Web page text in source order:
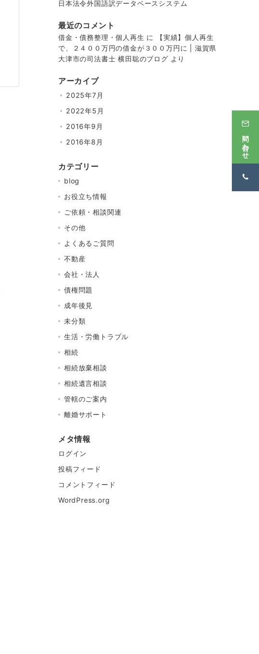
日本法令外国語訳データベースシステム
最近のコメント
借金・債務整理・個人再生 に
【実績】個人再生
で、２４００万円の借金が３００万円に | 滋賀県
大津市の司法書士 横田聡のブログ より
アーカイブ
2025年7月
2022年5月
2016年9月
2016年8月
カテゴリー
blog
お役立ち情報
ご依頼・相談関連
その他
よくあるご質問
不動産
会社・法人
債権問題
成年後見
未分類
生活・労働トラブル
相続
相続放棄相談
相続遺言相談
管轄のご案内
離婚サポート
メタ情報
ログイン
投稿フィード
コメントフィード
WordPress.org
問い合わせ